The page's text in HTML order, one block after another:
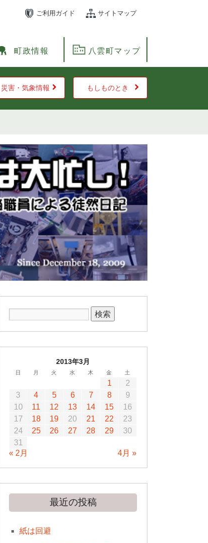
ご利用ガイド サイトマップ
町政情報 八雲町マップ
災害・気象情報 もしものとき
2013年3月
日 月 火 水 木 金 土
1
2
3
4 5 6 7 8
9
10
11 12 13 14 15
16
17
18 19 20 21 22
23
24
25 26 27 28 29
30
31
« 2月
4月 »
最近の投稿
紙は回避